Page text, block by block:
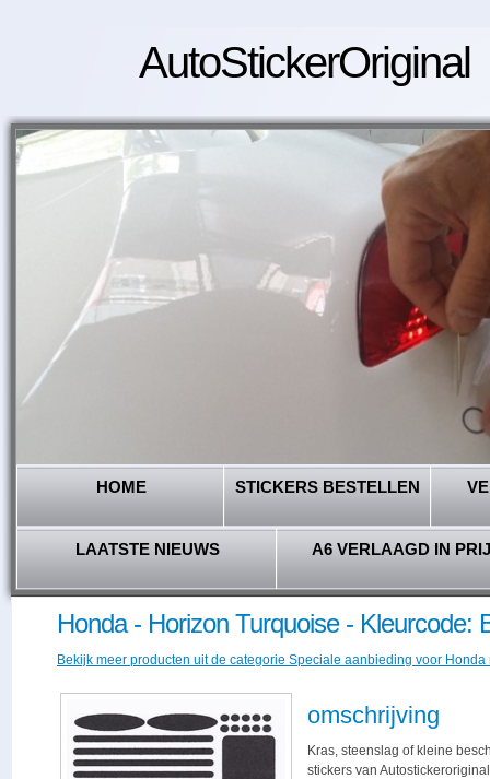
AutoStickerOriginal
HOME STICKERS BESTELLEN
LAATSTE NIEUWS A6 VERLAAGD IN
Honda - Horizon Turquoise - Kleurcode:
Bekijk meer producten uit de categorie Speciale aanbieding voor Honda
omschrijving
Kras, steenslag of kleine
stickers van